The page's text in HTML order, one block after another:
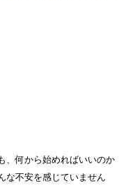
、何から始めればいいのか
な不安を感じていません